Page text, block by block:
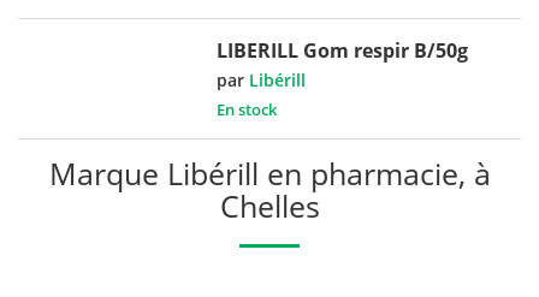
LIBERILL Gom respir B/50g
par Libérill
En stock
Marque Libérill en pharmacie, à
Chelles